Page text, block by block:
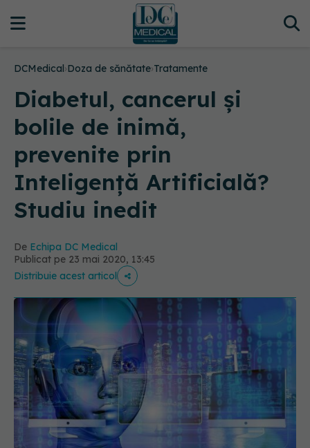
DCMedical›Doza de sănătate›Tratamente
Diabetul, cancerul și
bolile de inimă,
prevenite prin
Inteligență Artificială?
Studiu inedit
De Echipa DC Medical
Publicat pe 23 mai 2020, 13:45
Distribuie acest articol